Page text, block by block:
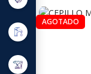
AGOTADO